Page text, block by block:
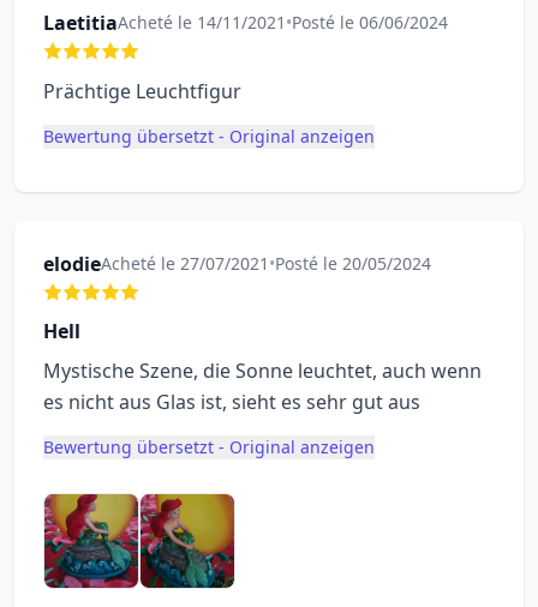
LaetitiaAcheté le 14/11/2021 •Posté le 06/06/2024
Prächtige Leuchtfigur
Bewertung übersetzt - Original anzeigen
elodieAcheté le 27/07/2021 •Posté le 20/05/2024
Hell
Mystische Szene, die Sonne leuchtet, auch wenn
es nicht aus Glas ist, sieht es sehr gut aus
Bewertung übersetzt - Original anzeigen